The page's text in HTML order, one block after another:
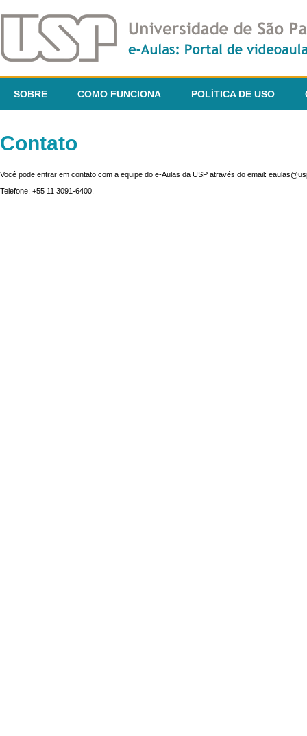
SOBRE COMO FUNCIONA POLÍTICA DE USO
Contato
Você pode entrar em contato com a equipe do e-Aulas da USP através do email:
Telefone: +55 11 3091-6400.